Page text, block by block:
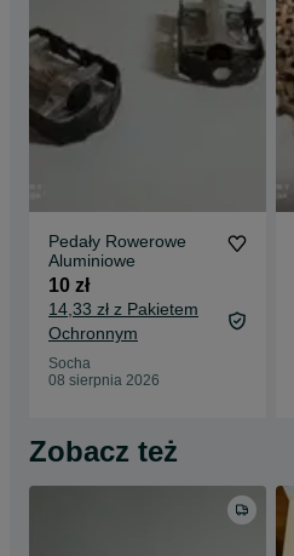
Pedały Rowerowe
Aluminiowe
10 zł
14,33 zł z Pakietem
Ochronnym
Socha
08 sierpnia 2026
Zobacz też